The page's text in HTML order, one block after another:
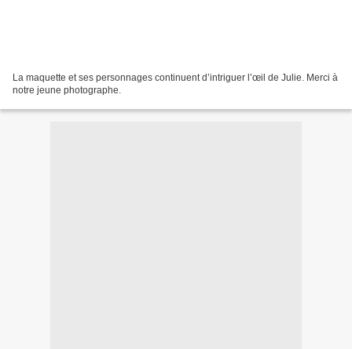
La maquette et ses personnages continuent d’intriguer l’œil de Julie. Merci à
notre jeune photographe.